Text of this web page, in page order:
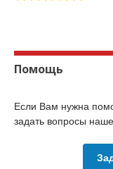
Помощь
Если Вам нужна
задать вопросы